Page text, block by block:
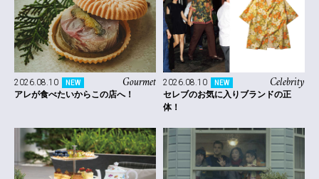
Gourmet
2026.08.10 NEW
アレが食べたいからこの店へ！
Celebrity
2026.08.10 NEW
セレブのお気に入りブランドの正
体！